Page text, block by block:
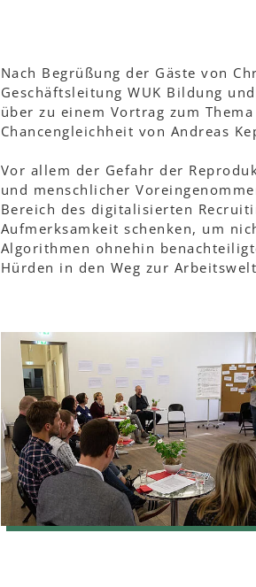
Nach Begrüßung der Gäste von
Geschäftsleitung WUK Bildung
über zu einem Vortrag zum
Chancengleichheit von Andreas
Vor allem der Gefahr der
und menschlicher
Bereich des digitalisierten
Aufmerksamkeit schenken, um
Algorithmen ohnehin
Hürden in den Weg zur